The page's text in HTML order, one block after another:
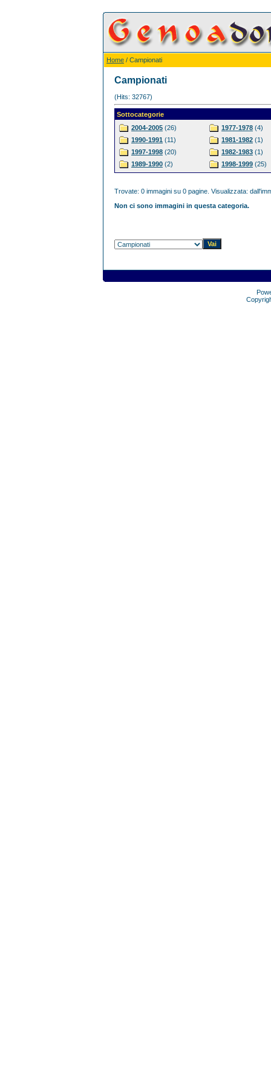
Home / Campionati
Campionati
(Hits: 32767)
Sottocategorie
2004-2005 (26)
1990-1991 (11)
1997-1998 (20)
1989-1990 (2)
1977-1978 (4)
1981-1982 (1)
1982-1983 (1)
1998-1999 (25)
Trovate: 0 immagini su 0 pagine. Visualizzata:
Non ci sono immagini in questa categoria.